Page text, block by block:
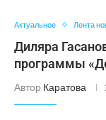
Актуальное Лента
Диляра
программы
Автор Каратова